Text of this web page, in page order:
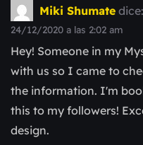
Miki Shumate dice:
24/12/2020 a las 2:02 am
Hey! Someone in my
with us so I came to
the information. I'm
this to my followers!
design.